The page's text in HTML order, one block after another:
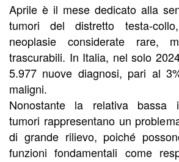
Aprile è il mese dedicato alla
tumori del distretto testa-
neoplasie considerate rare,
trascurabili. In Italia, nel solo
5.977 nuove diagnosi, pari al
maligni.
Nonostante la relativa bassa
tumori rappresentano un
di grande rilievo, poiché
funzioni fondamentali come